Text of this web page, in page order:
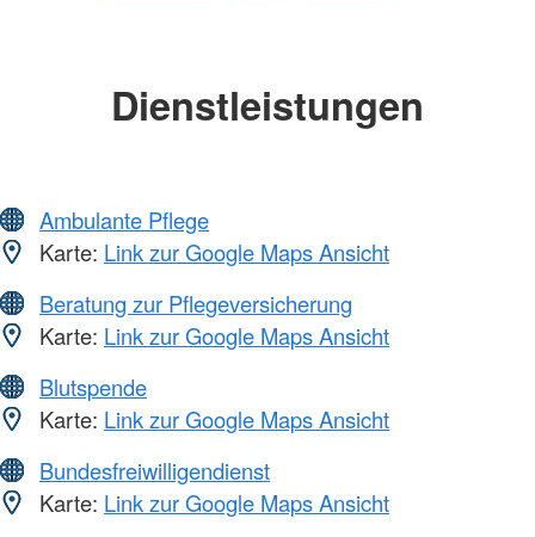
Dienstleistungen
Ambulante Pflege
Karte: Link zur Google Maps Ansicht
Beratung zur Pflegeversicherung
Karte: Link zur Google Maps Ansicht
Blutspende
Karte: Link zur Google Maps Ansicht
Bundesfreiwilligendienst
Karte: Link zur Google Maps Ansicht